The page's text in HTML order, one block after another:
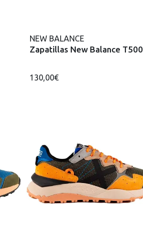
NEW BALANCE
Zapatillas New Balance T500
130,00€